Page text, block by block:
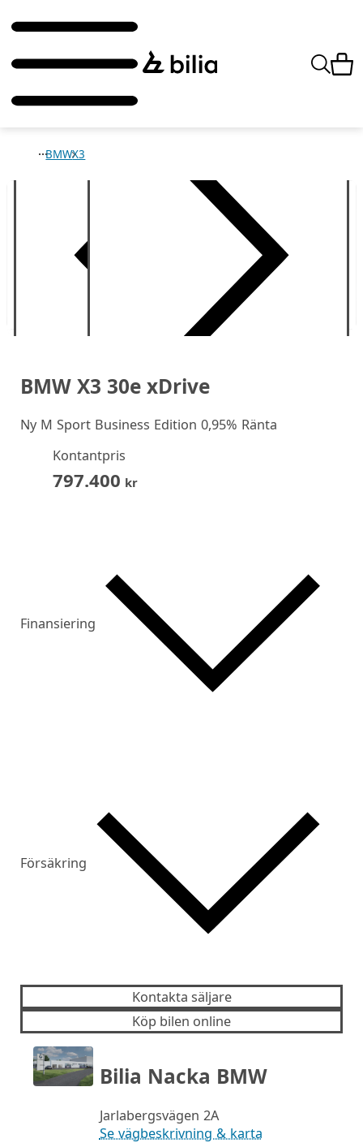
BMWX3
BMW X3 30e xDrive
NyM Sport Business Edition 0,95% Ränta
Kontantpris
797.400 kr
Finansiering
Försäkring
Kontakta säljare
Köp bilen online
Bilia Nacka BMW
Jarlabergsvägen 2A
Se vägbeskrivning & karta